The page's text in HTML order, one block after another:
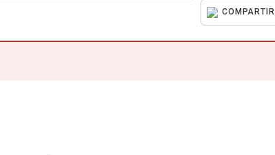
COMPARTIR